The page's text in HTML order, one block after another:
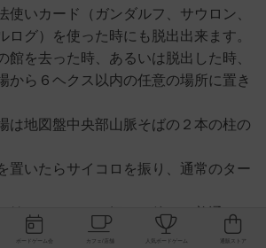
ード（ガンダルフ、サウロン、
ログ）を使った時にも脱出出来ます。
った時、あるいは脱出した時、
から６ヘクス以内の任意の場所に置き
盤中央部山脈そばの２本の柱の
らサイコロを振り、通常のター
イコロを振った後でも普通にタ
せん。